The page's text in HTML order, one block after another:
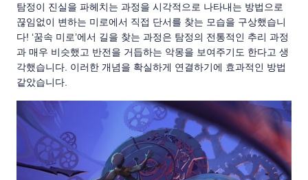
탐정이 진실을 파헤치는 과정을 시각적으로 나타내는 방법으로
끊임없이 변하는 미로에서 직접 단서를 찾는 모습을 구상했습니
다! ‘꿈속 미로’에서 길을 찾는 과정은 탐정의 전통적인 추리 과정
과 매우 비슷했고 반전을 거듭하는 악몽을 보여주기도 한다고 생
각했습니다. 이러한 개념을 확실하게 연결하기에 효과적인 방법
같았습니다.